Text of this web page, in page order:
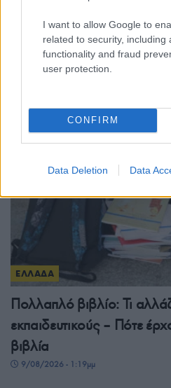
I want to allow Google to
related to security, including
functionality and fraud
user protection.
CONFIRM
Data Deletion Data
ΕΛΛΑΔΑ
Μήλος: «Πάρκαραν»
για μια βουτιά!
ΕΛΛΑΔΑ
Πολλαπλό βιβλίο: Τι
εκπαιδευτικούς – Πότε
βιβλία
9/08/2026 - 1:19μμ